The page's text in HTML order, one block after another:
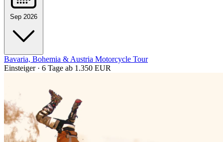
Sep 2026
Bavaria, Bohemia & Austria Motorcycle Tour
Einsteiger · 6 Tage ab 1.350 EUR